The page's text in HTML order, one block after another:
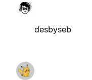
desbyseb